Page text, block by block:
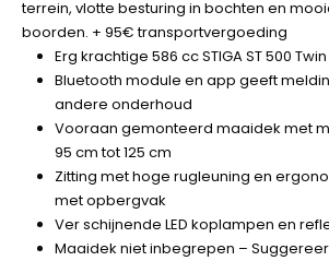
terrein, vlotte besturing in bochten en
boorden. + 95€ transportvergoeding
Erg krachtige 586 cc STIGA ST 500
Bluetooth module en app geeft
andere onderhoud
Vooraan gemonteerd maaidek met
95 cm tot 125 cm
Zitting met hoge rugleuning en
met opbergvak
Ver schijnende LED koplampen en
Maaidek niet inbegrepen –